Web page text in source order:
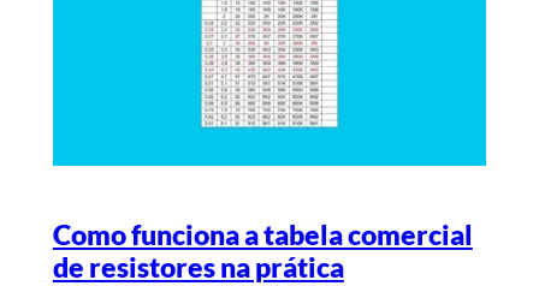
Como funciona a tabela comercial
de resistores na prática